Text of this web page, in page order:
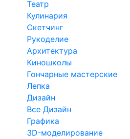
Театр
Кулинария
Скетчинг
Рукоделие
Архитектура
Киношколы
Гончарные мастерские
Лепка
Дизайн
Все Дизайн
Графика
3D-моделирование